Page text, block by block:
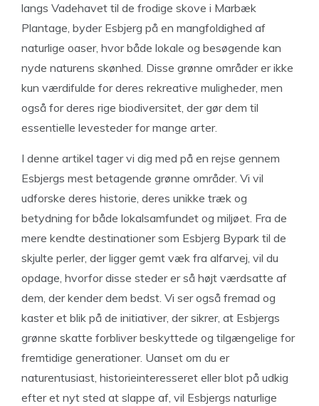
langs Vadehavet til de frodige skove i Marbæk
Plantage, byder Esbjerg på en mangfoldighed af
naturlige oaser, hvor både lokale og besøgende kan
nyde naturens skønhed. Disse grønne områder er ikke
kun værdifulde for deres rekreative muligheder, men
også for deres rige biodiversitet, der gør dem til
essentielle levesteder for mange arter.
I denne artikel tager vi dig med på en rejse gennem
Esbjergs mest betagende grønne områder. Vi vil
udforske deres historie, deres unikke træk og
betydning for både lokalsamfundet og miljøet. Fra de
mere kendte destinationer som Esbjerg Bypark til de
skjulte perler, der ligger gemt væk fra alfarvej, vil du
opdage, hvorfor disse steder er så højt værdsatte af
dem, der kender dem bedst. Vi ser også fremad og
kaster et blik på de initiativer, der sikrer, at Esbjergs
grønne skatte forbliver beskyttede og tilgængelige for
fremtidige generationer. Uanset om du er
naturentusiast, historieinteresseret eller blot på udkig
efter et nyt sted at slappe af, vil Esbjergs naturlige